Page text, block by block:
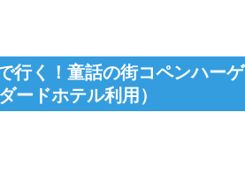
行く！童話の街コペンハーゲ
ードホテル利用）